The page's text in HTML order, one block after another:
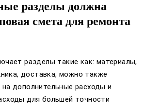
разделы должна
смета для ремонта
разделы такие как: материалы,
доставка, можно также
дополнительные расходы и
для большей точности